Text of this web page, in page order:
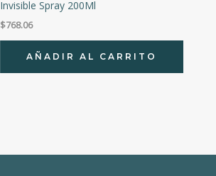
Invisible Spray 200Ml
$768.06
AÑADIR AL CARRITO